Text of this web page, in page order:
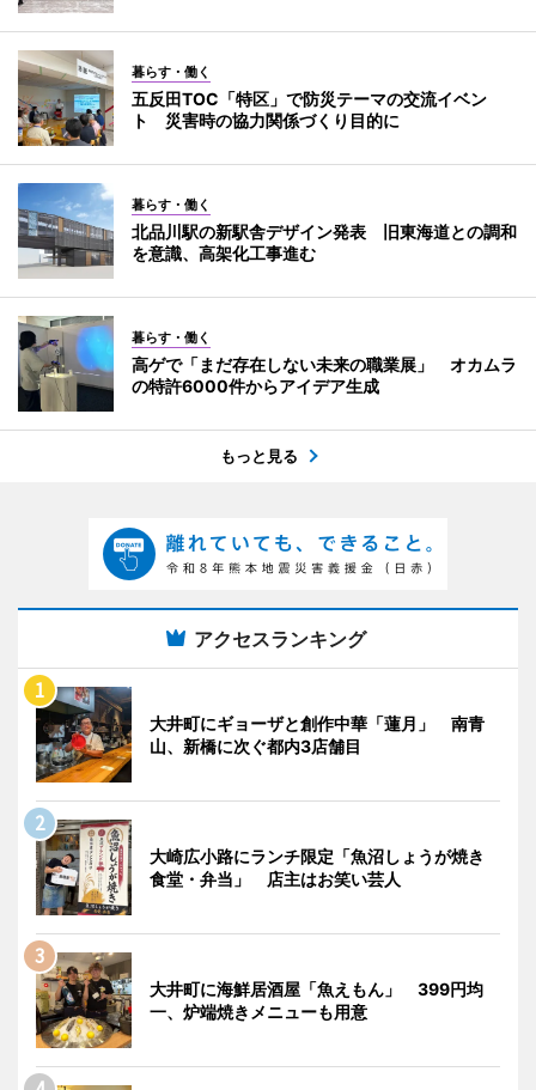
暮らす・働く
五反田TOC「特区」で防災テーマの交流イベン
ト 災害時の協力関係づくり目的に
暮らす・働く
北品川駅の新駅舎デザイン発表 旧東海道との調和
を意識、高架化工事進む
暮らす・働く
高ゲで「まだ存在しない未来の職業展」 オカムラ
の特許6000件からアイデア生成
もっと見る
アクセスランキング
大井町にギョーザと創作中華「蓮月」 南青
山、新橋に次ぐ都内3店舗目
大崎広小路にランチ限定「魚沼しょうが焼き
食堂・弁当」 店主はお笑い芸人
大井町に海鮮居酒屋「魚えもん」 399円均
一、炉端焼きメニューも用意